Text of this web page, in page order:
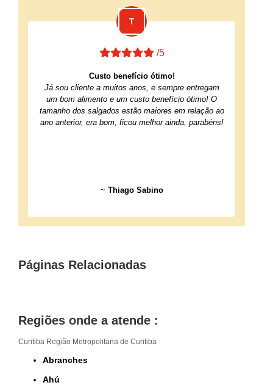
/5
Custo benefício ótimo!
Já sou cliente a muitos anos, e sempre entregam
um bom alimento e um custo benefício ótimo! O
tamanho dos salgados estão maiores em relação ao
ano anterior, era bom, ficou melhor ainda, parabéns!
~ Thiago Sabino
Páginas Relacionadas
Regiões onde a atende :
Curitiba Região Metropolitana de Curitiba
Abranches
Ahú